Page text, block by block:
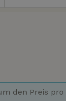
den Preis